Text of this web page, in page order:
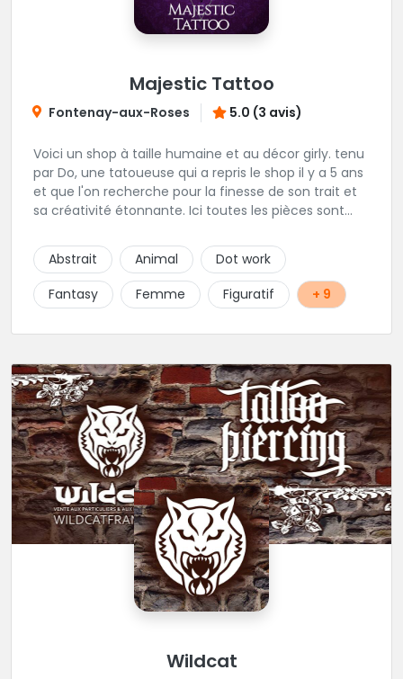
Majestic Tattoo
Fontenay-aux-Roses 5.0 (3 avis)
Voici un shop à taille humaine et au décor girly. tenu
par Do, une tatoueuse qui a repris le shop il y a 5 ans
et que l'on recherche pour la finesse de son trait et
sa créativité étonnante. Ici toutes les pièces sont
client. Les séances de tatouage se font en musique
et dans une ambiance décontractée.
Abstrait Animal
Dot work
Fantasy
Femme Figuratif + 9
Wildcat